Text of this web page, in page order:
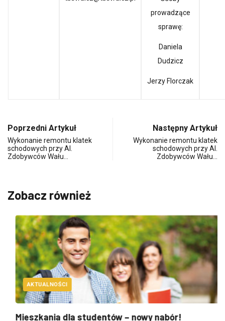
prowadzące
sprawę:
Daniela
Dudzicz
Jerzy Florczak
Poprzedni Artykuł
Wykonanie remontu klatek
schodowych przy Al.
Zdobywców Wału…
Następny Artykuł
Wykonanie remontu klatek
schodowych przy Al.
Zdobywców Wału…
Zobacz również
AKTUALNOŚCI
Mieszkania dla studentów – nowy nabór!